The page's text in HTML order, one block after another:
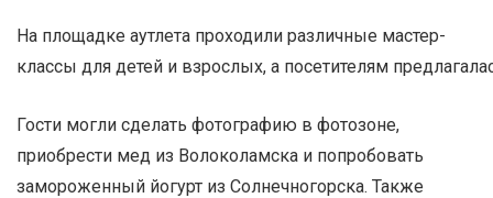
На площадке аутлета проходили различные мастер-
классы для детей и взрослых, а посетителям
Гости могли сделать фотографию в фотозоне,
приобрести мед из Волоколамска и попробовать
замороженный йогурт из Солнечногорска. Также